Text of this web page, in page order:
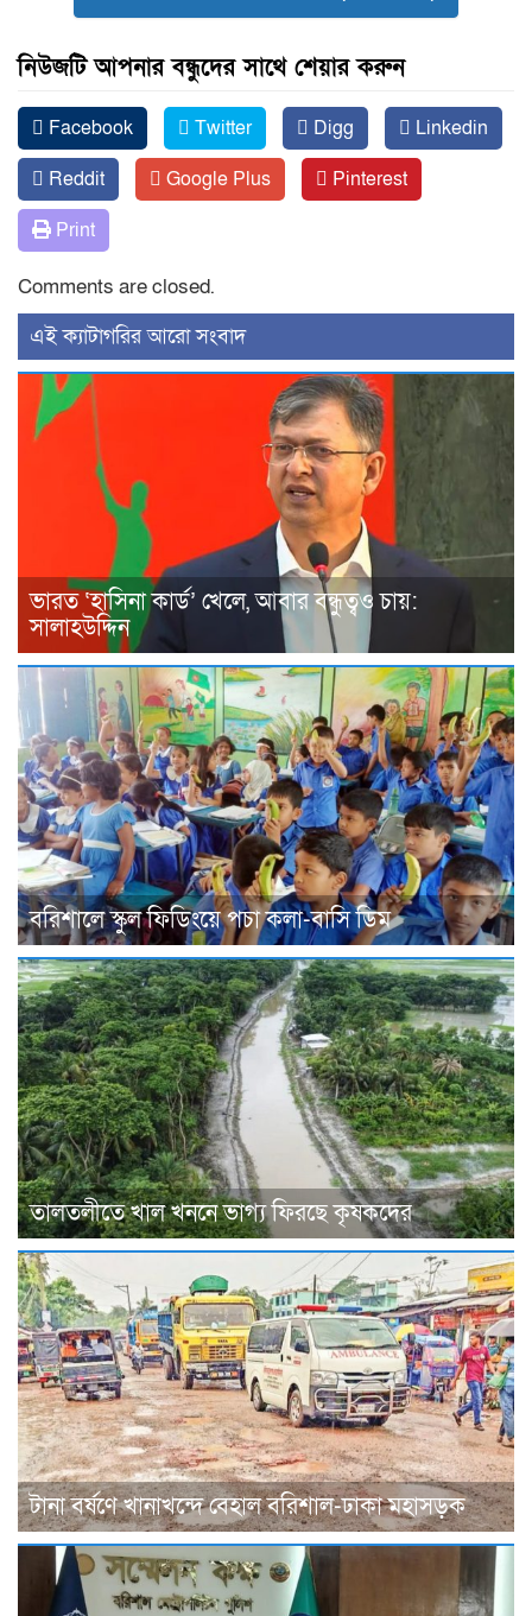
নিউজটি আপনার বন্ধুদের সাথে শেয়ার করুন
Facebook Twitter Digg
Linkedin
Reddit
Google Plus
Pinterest
Print
Comments are closed.
‍এই ক্যাটাগরির ‍আরো সংবাদ
ভারত ‘হাসিনা কার্ড’ খেলে, আবার বন্ধুত্বও চায়:
সালাহউদ্দিন
বরিশালে স্কুল ফিডিংয়ে পচা কলা-বাসি ডিম
তালতলীতে খাল খননে ভাগ্য ফিরছে কৃষকদের
টানা বর্ষণে খানাখন্দে বেহাল বরিশাল-ঢাকা মহাসড়ক